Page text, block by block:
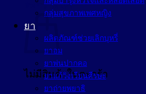
ตะกร้าสินค้า
ไม่มีสินค้าในตะกร้า
กลุ่มสุขภาพเพศหญิง
ยา
ผลิตภัณฑ์ช่วยเลิกบุหรี่
ยาอม
ยาพ่นปากคอ
ยาแก้วิงเวียนศีรษะ
ยาถ่ายพยาธิ